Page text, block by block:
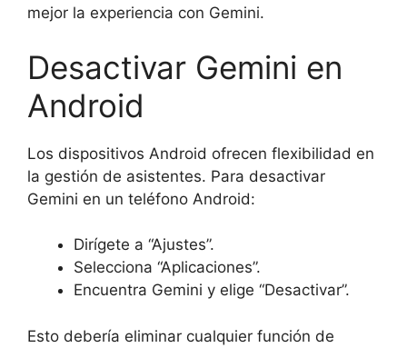
mejor la experiencia con Gemini.
Desactivar Gemini en
Android
Los dispositivos Android ofrecen flexibilidad en
la gestión de asistentes. Para desactivar
Gemini en un teléfono Android:
Dirígete a “Ajustes”.
Selecciona “Aplicaciones”.
Encuentra Gemini y elige “Desactivar”.
Esto debería eliminar cualquier función de